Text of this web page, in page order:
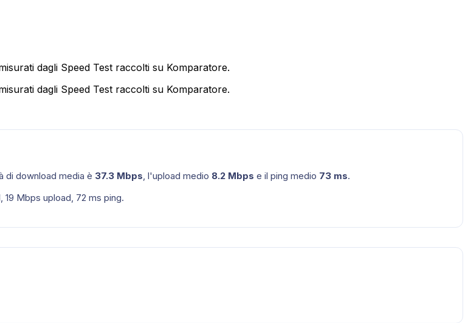
dagli Speed Test raccolti su Komparatore.
dagli Speed Test raccolti su Komparatore.
di download media è 37.3 Mbps, l'upload medio 8.2 Mbps e il ping medio 73 ms.
19 Mbps upload, 72 ms ping.